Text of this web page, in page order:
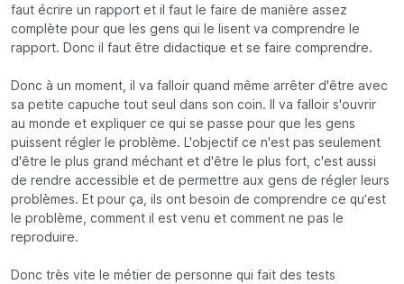
faut écrire un rapport et il faut le faire de manière assez
complète pour que les gens qui le lisent va comprendre le
rapport. Donc il faut être didactique et se faire comprendre.
Donc à un moment, il va falloir quand même arrêter d'être avec
sa petite capuche tout seul dans son coin. Il va falloir s'ouvrir
au monde et expliquer ce qui se passe pour que les gens
puissent régler le problème. L'objectif ce n'est pas seulement
d'être le plus grand méchant et d'être le plus fort, c'est aussi
de rendre accessible et de permettre aux gens de régler leurs
problèmes. Et pour ça, ils ont besoin de comprendre ce qu’est
le problème, comment il est venu et comment ne pas le
reproduire.
Donc très vite le métier de personne qui fait des tests